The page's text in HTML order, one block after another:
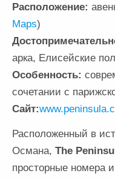
Расположение:
Maps)
арка, Елисейские
Особенность:
сочетании с
Сайт:
Расположенный в
Османа, The
просторные номера